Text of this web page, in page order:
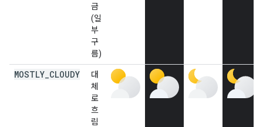
금
(일
부
구
름)
MOSTLY CLOUDY
대
체
로
흐
림